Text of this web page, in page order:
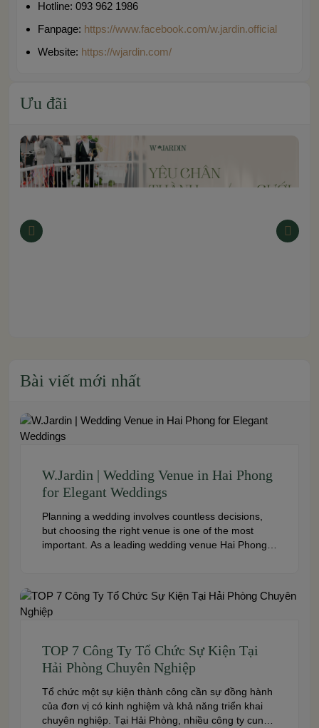
Hotline: 093 962 1986
Fanpage: https://www.facebook.com/w.jardin.official
Website: https://wjardin.com/
Ưu đãi
Bài viết mới nhất
W.Jardin | Wedding Venue in Hai Phong
for Elegant Weddings
Planning a wedding involves countless decisions,
but choosing the right venue is one of the most
important. As a leading wedding venue Hai Phong,
system, and dedicated event support to help
couples create a seamless and memorable […]
TOP 7 Công Ty Tổ Chức Sự Kiện Tại
Hải Phòng Chuyên Nghiệp
Tổ chức một sự kiện thành công cần sự đồng hành
của đơn vị có kinh nghiệm và khả năng triển khai
chuyên nghiệp. Tại Hải Phòng, nhiều công ty cung